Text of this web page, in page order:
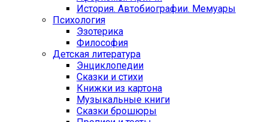
История. Автобиографии. Мемуары
Психология
Эзотерика
Философия
Детская литература
Энциклопедии
Сказки и стихи
Книжки из картона
Музыкальные книги
Сказки брошюры